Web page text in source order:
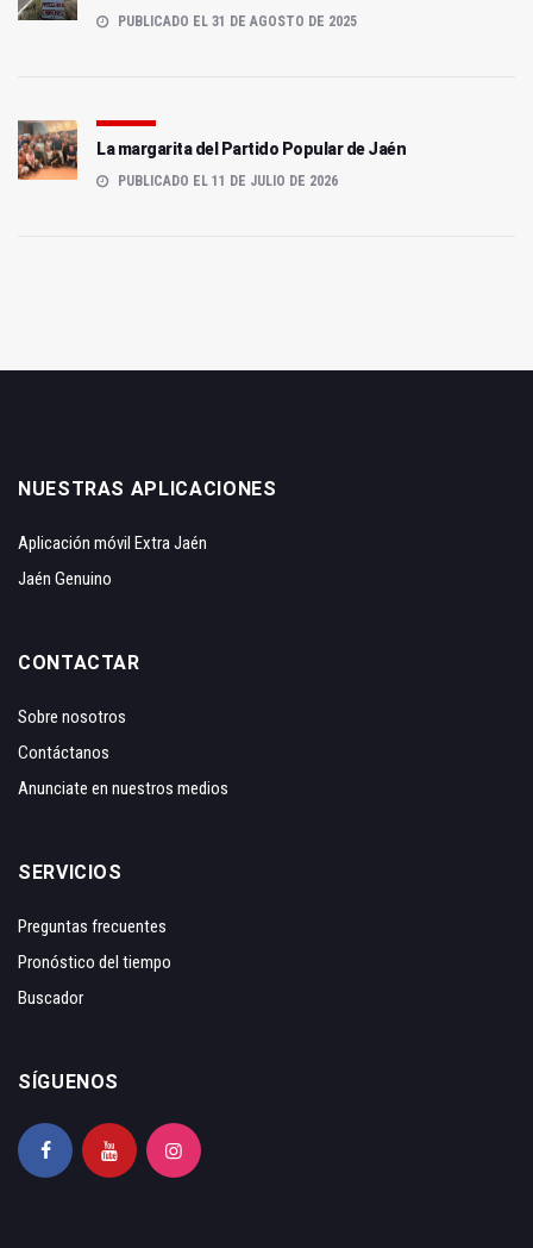
PUBLICADO EL 31 DE AGOSTO DE 2025
La margarita del Partido Popular de Jaén
PUBLICADO EL 11 DE JULIO DE 2026
NUESTRAS APLICACIONES
Aplicación móvil Extra Jaén
Jaén Genuino
CONTACTAR
Sobre nosotros
Contáctanos
Anunciate en nuestros medios
SERVICIOS
Preguntas frecuentes
Pronóstico del tiempo
Buscador
SÍGUENOS